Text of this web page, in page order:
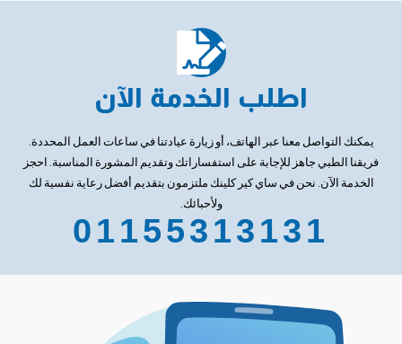
اطلب الخدمة الآن
يمكنك التواصل معنا عبر الهاتف، أو زيارة عيادتنا في ساعات العمل المحددة.
فريقنا الطبي جاهز للإجابة على استفساراتك وتقديم المشورة المناسبة. احجز
الخدمة الآن. نحن في ساي كير كلينك ملتزمون بتقديم أفضل رعاية نفسية لك
ولأحبائك.
01155313131